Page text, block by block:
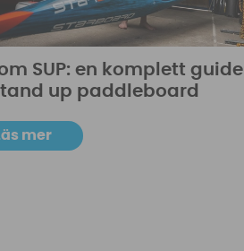
SUP: en komplett guide
up paddleboard
mer